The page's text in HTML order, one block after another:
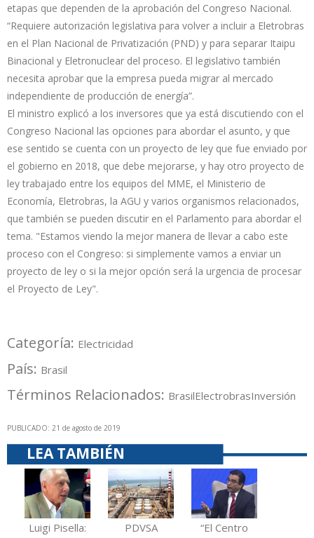
etapas que dependen de la aprobación del Congreso Nacional.
“Requiere autorización legislativa para volver a incluir a Eletrobras
en el Plan Nacional de Privatización (PND) y para separar Itaipu
Binacional y Eletronuclear del proceso. El legislativo también
necesita aprobar que la empresa pueda migrar al mercado
independiente de producción de energía”.
El ministro explicó a los inversores que ya está discutiendo con el
Congreso Nacional las opciones para abordar el asunto, y que
ese sentido se cuenta con un proyecto de ley que fue enviado por
el gobierno en 2018, que debe mejorarse, y hay otro proyecto de
ley trabajado entre los equipos del MME, el Ministerio de
Economía, Eletrobras, la AGU y varios organismos relacionados,
que también se pueden discutir en el Parlamento para abordar el
tema. "Estamos viendo la mejor manera de llevar a cabo este
proceso con el Congreso: si simplemente vamos a enviar un
proyecto de ley o si la mejor opción será la urgencia de procesar
el Proyecto de Ley".
Categoría: Electricidad
País: Brasil
Términos Relacionados: BrasilElectrobrasInversión
PUBLICADO: 21 de agosto de 2019
LEA TAMBIÉN
Luigi Pisella:
PDVSA
“El Centro